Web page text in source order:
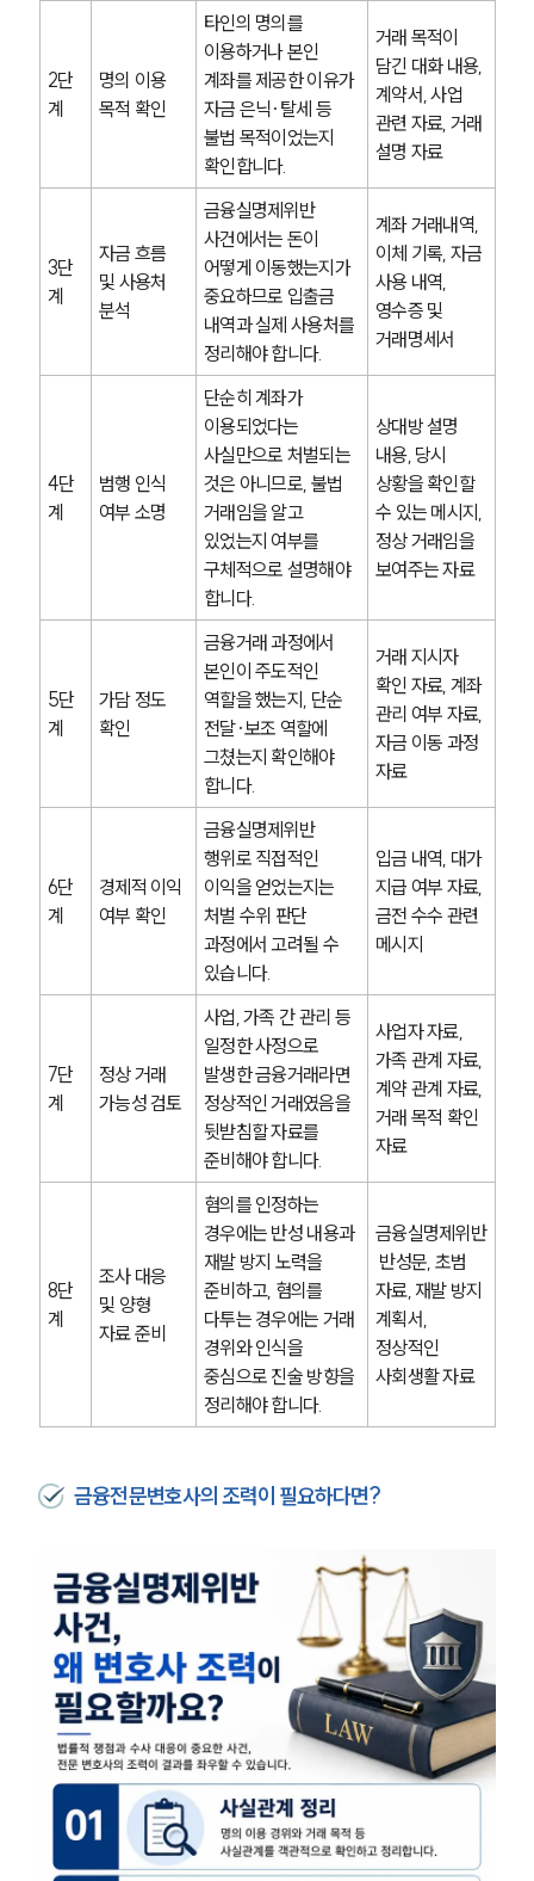
AI대륜
업무사례
주요 업무사례
사례분석/최신동향
법률정보
법률지식인
고객후기
업무분야
금융·자본시장그룹 업무
전체
구성원 소개
금융전문변호사
소식/자료
언론보도
공지사항
법률 블로그
법률서식
뉴스레터/브로슈어
세미나
대륜법률상담예약
대륜법률상담예약
2단
계
명의 이용
목적 확인
타인의 명의를
이용하거나 본인
계좌를 제공한 이유가
자금 은닉·탈세 등
불법 목적이었는지
확인합니다.
거래 목적이
담긴 대화 내용,
계약서, 사업
관련 자료, 거래
설명 자료
3단
계
자금 흐름
및 사용처
분석
금융실명제위반
사건에서는 돈이
어떻게 이동했는지가
중요하므로 입출금
내역과 실제 사용처를
정리해야 합니다.
계좌 거래내역,
이체 기록, 자금
사용 내역,
영수증 및
거래명세서
4단
계
범행 인식
여부 소명
단순히 계좌가
이용되었다는
사실만으로 처벌되는
것은 아니므로, 불법
거래임을 알고
있었는지 여부를
구체적으로 설명해야
합니다.
상대방 설명
내용, 당시
상황을 확인할
수 있는 메시지,
정상 거래임을
보여주는 자료
5단
계
가담 정도
확인
금융거래 과정에서
본인이 주도적인
역할을 했는지, 단순
전달·보조 역할에
그쳤는지 확인해야
합니다.
거래 지시자
확인 자료, 계좌
관리 여부 자료,
자금 이동 과정
자료
6단
계
경제적 이익
여부 확인
금융실명제위반
행위로 직접적인
이익을 얻었는지는
처벌 수위 판단
과정에서 고려될 수
있습니다.
입금 내역, 대가
지급 여부 자료,
금전 수수 관련
메시지
7단
계
정상 거래
가능성 검토
사업, 가족 간 관리 등
일정한 사정으로
발생한 금융거래라면
정상적인 거래였음을
뒷받침할 자료를
준비해야 합니다.
사업자 자료,
가족 관계 자료,
계약 관계 자료,
거래 목적 확인
자료
8단
계
조사 대응
및 양형
자료 준비
혐의를 인정하는
경우에는 반성 내용과
재발 방지 노력을
준비하고, 혐의를
다투는 경우에는 거래
경위와 인식을
중심으로 진술 방향을
정리해야 합니다.
금융실명제위반
반성문, 초범
자료, 재발 방지
계획서,
정상적인
사회생활 자료
금융전문변호사의 조력이 필요하다면?